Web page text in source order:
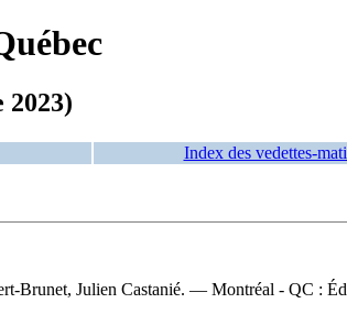
2023)
Index des vedettes-
Brunet, Julien Castanié. — Montréal - QC :